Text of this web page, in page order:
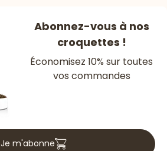
Abonnez-vous à nos
croquettes !
Économisez 10% sur toutes
vos commandes
Je m'abonne